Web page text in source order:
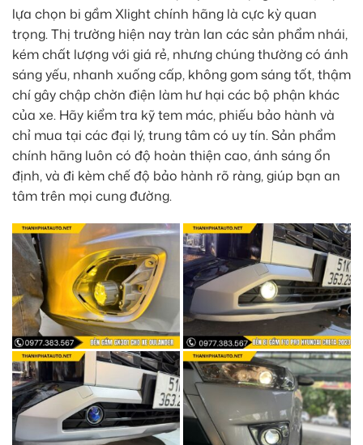
lựa chọn bi gầm Xlight chính hãng là cực kỳ quan
trọng. Thị trường hiện nay tràn lan các sản phẩm nhái,
kém chất lượng với giá rẻ, nhưng chúng thường có ánh
sáng yếu, nhanh xuống cấp, không gom sáng tốt, thậm
chí gây chập chờn điện làm hư hại các bộ phận khác
của xe. Hãy kiểm tra kỹ tem mác, phiếu bảo hành và
chỉ mua tại các đại lý, trung tâm có uy tín. Sản phẩm
chính hãng luôn có độ hoàn thiện cao, ánh sáng ổn
định, và đi kèm chế độ bảo hành rõ ràng, giúp bạn an
tâm trên mọi cung đường.